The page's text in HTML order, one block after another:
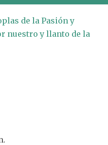
de la Pasión y
nuestro y llanto de la